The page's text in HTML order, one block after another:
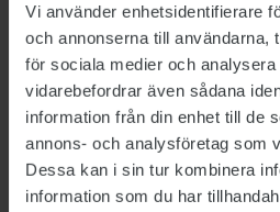
Vi använder enhetsidentifierare
och annonserna till användarna,
för sociala medier och
vidarebefordrar även sådana
information från din enhet till de
annons- och analysföretag som
Dessa kan i sin tur kombinera
information som du har
Hon är byråkrat
rockjournalist
MIN FRITID 2023-12-22
Som skribent i en
medlemmen Ieva
musikintresse. Även i